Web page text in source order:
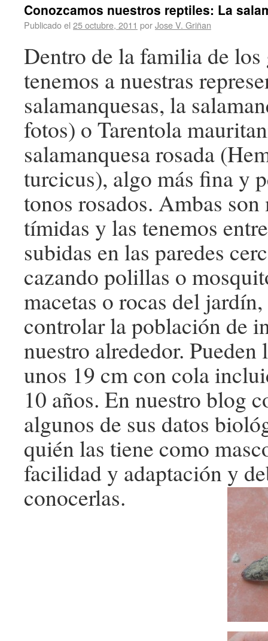
Conozcamos nuestros reptiles: La
Publicado el 25 octubre, 2011 porJose V. Griñan
Dentro de la familia de los
tenemos a nuestras
salamanquesas, la
fotos) o Tarentola
salamanquesa rosada
turcicus), algo más fina y
tonos rosados. Ambas
tímidas y las tenemos
subidas en las paredes
cazando polillas o
macetas o rocas del
controlar la población de
nuestro alrededor. Pueden
unos 19 cm con cola
10 años. En nuestro blog
algunos de sus datos
quién las tiene como
facilidad y adaptación y
conocerlas.